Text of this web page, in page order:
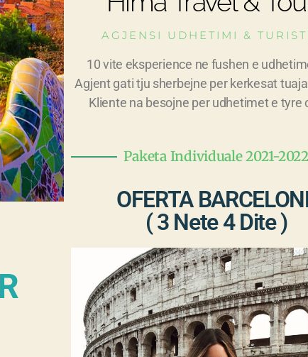
AGJENSI UDHETIMI &
10 vite eksperience ne fushen e
Agjent gati tju sherbejne per kerkesat
Kliente na besojne per udhetimet e tyre
Paketa Individuale 2021-2022
OFERTA
( 3 Nete 4 Dite )